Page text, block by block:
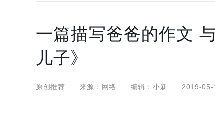
一篇描写爸爸的作文
儿子》
原创推荐 来源：网络 编辑：小新 2019-